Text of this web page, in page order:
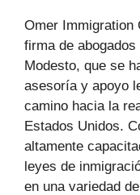
Omer Immigration
firma de
Modesto, que se
asesoría y apoyo
camino hacia la
Estados Unidos.
altamente
leyes de
en una variedad